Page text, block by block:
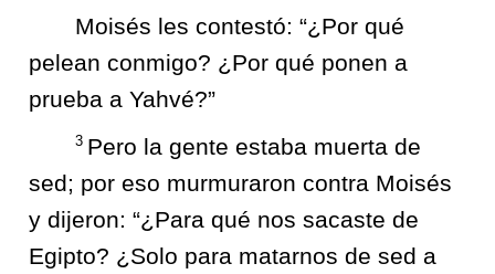
Moisés les contestó: “¿Por qué
pelean conmigo? ¿Por qué ponen a
prueba a Yahvé?”
3 Pero la gente estaba muerta de
sed; por eso murmuraron contra Moisés
y dijeron: “¿Para qué nos sacaste de
Egipto? ¿Solo para matarnos de sed a